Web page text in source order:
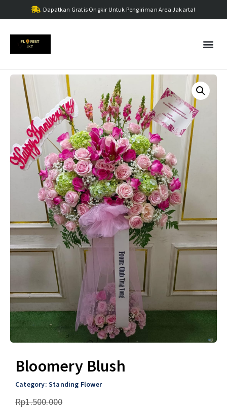
Dapatkan Gratis Ongkir Untuk Pengiriman Area Jakarta!
Bloomery Blush
Category: Standing Flower
Rp1.500.000